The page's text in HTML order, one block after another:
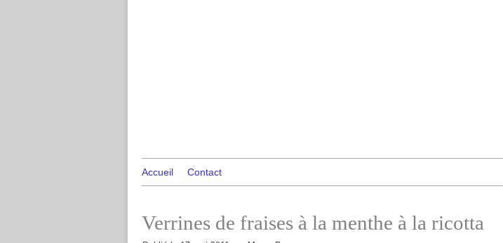
Accueil Contact
Verrines de fraises à la menthe à la ricotta